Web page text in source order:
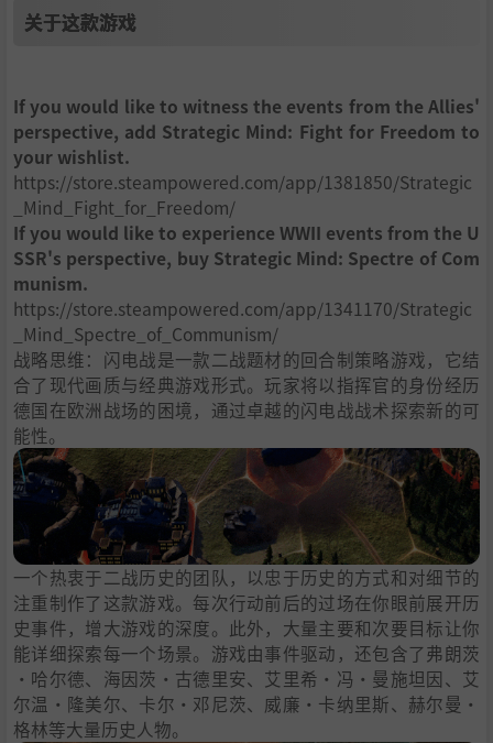
关于这款游戏
If you would like to witness the events from the Allies'
perspective, add Strategic Mind: Fight for Freedom to
your wishlist.
https://store.steampowered.com/app/1381850/Strategic
_Mind_Fight_for_Freedom/
If you would like to experience WWII events from the U
SSR's perspective, buy Strategic Mind: Spectre of Com
munism.
https://store.steampowered.com/app/1341170/Strategic
_Mind_Spectre_of_Communism/
战略思维：闪电战是一款二战题材的回合制策略游戏，它结
合了现代画质与经典游戏形式。玩家将以指挥官的身份经历
德国在欧洲战场的困境，通过卓越的闪电战战术探索新的可
能性。
一个热衷于二战历史的团队，以忠于历史的方式和对细节的
注重制作了这款游戏。每次行动前后的过场在你眼前展开历
史事件，增大游戏的深度。此外，大量主要和次要目标让你
能详细探索每一个场景。游戏由事件驱动，还包含了弗朗茨
·哈尔德、海因茨·古德里安、艾里希·冯·曼施坦因、艾
尔温·隆美尔、卡尔·邓尼茨、威廉·卡纳里斯、赫尔曼·
格林等大量历史人物。